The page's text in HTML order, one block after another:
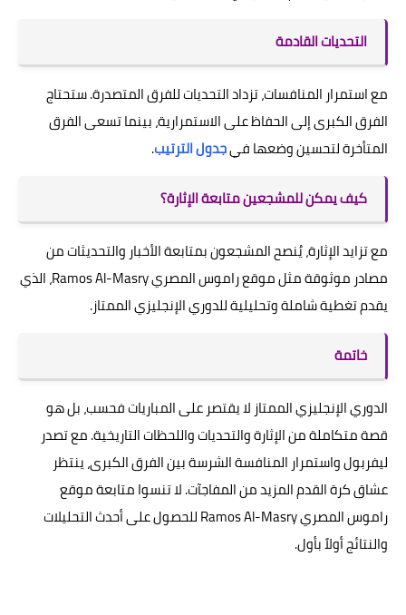
التحديات القادمة
مع استمرار المنافسات، تزداد التحديات للفرق المتصدرة. ستحتاج
الفرق الكبرى إلى الحفاظ على الاستمرارية، بينما تسعى الفرق
المتأخرة لتحسين وضعها فيجدول الترتيب.
كيف يمكن للمشجعين متابعة الإثارة؟
مع تزايد الإثارة، يُنصح المشجعون بمتابعة الأخبار والتحديثات من
مصادر موثوقة مثل موقع راموس المصري Ramos Al-Masry، الذي
يقدم تغطية شاملة وتحليلية للدوري الإنجليزي الممتاز.
خاتمة
الدوري الإنجليزي الممتاز لا يقتصر على المباريات فحسب، بل هو
قصة متكاملة من الإثارة والتحديات واللحظات التاريخية. مع تصدر
ليفربول واستمرار المنافسة الشرسة بين الفرق الكبرى، ينتظر
عشاق كرة القدم المزيد من المفاجآت. لا تنسوا متابعة موقع
راموس المصري Ramos Al-Masry للحصول على أحدث التحليلات
والنتائج أولاً بأول.